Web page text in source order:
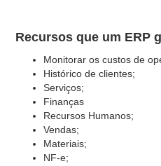
Recursos que um ERP
Monitorar os custos de
Histórico de clientes;
Serviços;
Finanças
Recursos Humanos;
Vendas;
Materiais;
NF-e;